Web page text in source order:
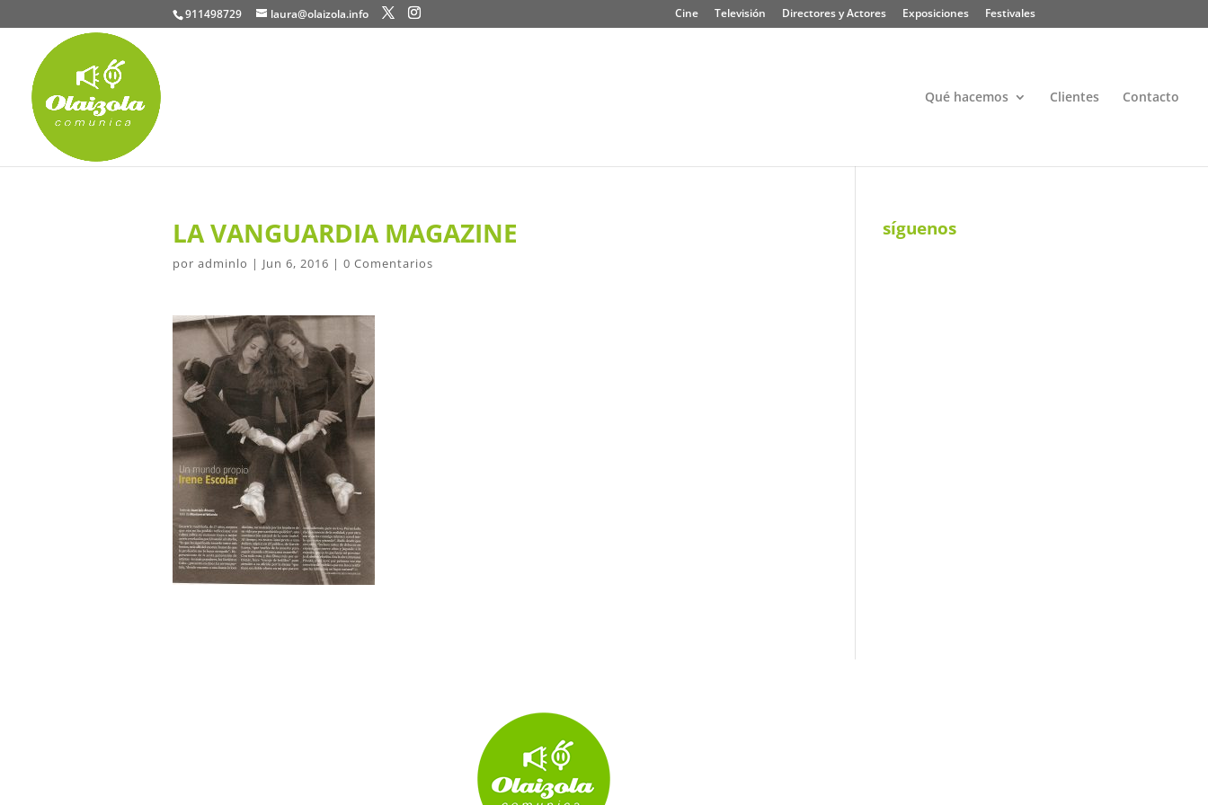
911498729 laura@olaizola.info Cine Televisión Directores y Actores Exposiciones Festivales
Qué hacemos Clientes Contacto
LA VANGUARDIA MAGAZINE
por adminlo | Jun 6, 2016 | 0 Comentarios
síguenos